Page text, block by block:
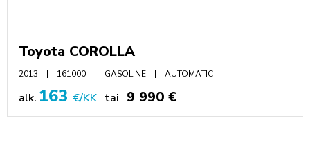
Toyota COROLLA
2013 161000 GASOLINE AUTOMATIC
alk. 163 €/KK tai 9 990 €